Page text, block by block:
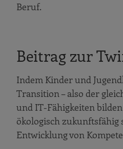
Beruf.
Beitrag zur
Indem Kinder und
Transition – also der
und IT-Fähigkeiten
ökologisch zukunftsfähig
Entwicklung von